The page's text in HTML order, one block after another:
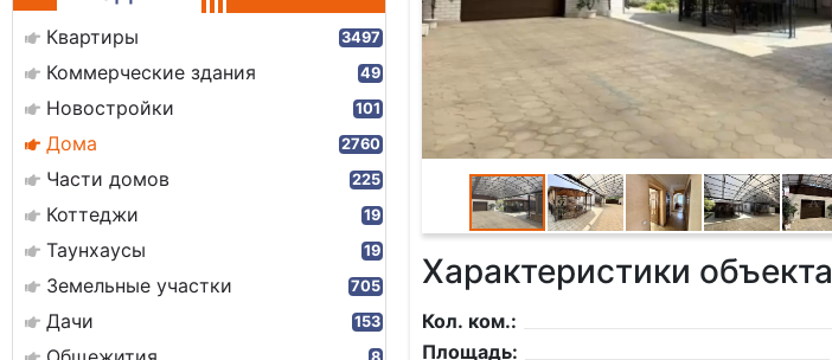
Квартиры 3497
Коммерческие здания 49
Новостройки 101
Дома 2760
Части домов 225
Коттеджи 19
Таунхаусы 19
Земельные участки 705
Дачи 153
Характеристики объекта
Кол. ком.:
Площадь: